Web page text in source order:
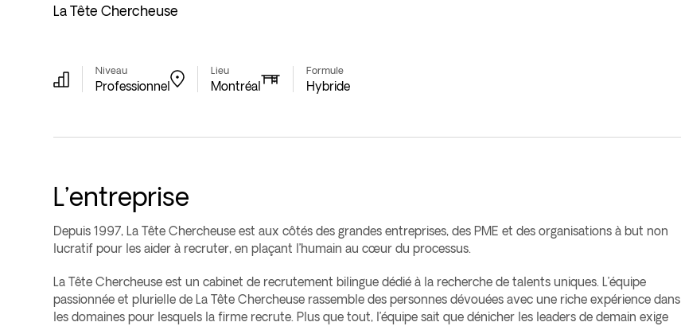
La Tête Chercheuse
Niveau
Professionnel
Lieu
Montréal
Formule
Hybride
L’entreprise
Depuis 1997, La Tête Chercheuse est aux côtés des grandes entreprises, des PME et des organisations à but non
lucratif pour les aider à recruter, en plaçant l’humain au cœur du processus.
La Tête Chercheuse est un cabinet de recrutement bilingue dédié à la recherche de talents uniques. L’équipe
passionnée et plurielle de La Tête Chercheuse rassemble des personnes dévouées avec une riche expérience dans
les domaines pour lesquels la firme recrute. Plus que tout, l’équipe sait que dénicher les leaders de demain exige